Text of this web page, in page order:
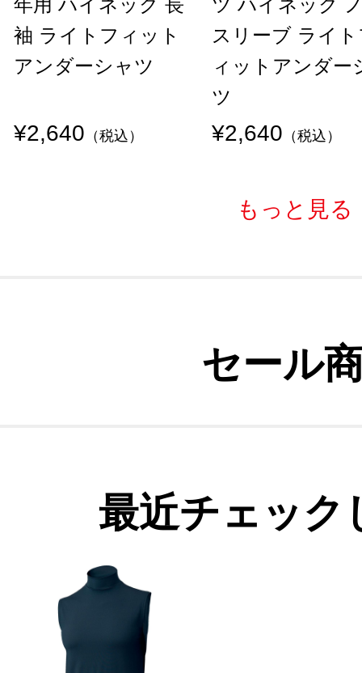
袖 ライトフィット
アンダーシャツ
¥2,640 （税込）
スリーブ ライ
ィットアンダー
ツ
¥2,640 （税込）
もっと見る
セール
最近チェック